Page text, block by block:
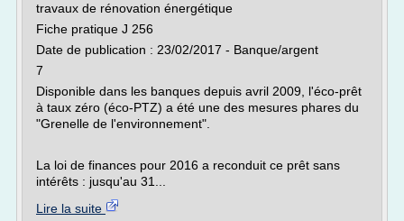
travaux de rénovation énergétique
Fiche pratique J 256
Date de publication : 23/02/2017 - Banque/argent
7
Disponible dans les banques depuis avril 2009, l'éco-prêt
à taux zéro (éco-PTZ) a été une des mesures phares du
"Grenelle de l'environnement".
La loi de finances pour 2016 a reconduit ce prêt sans
intérêts : jusqu'au 31...
Lire la suite